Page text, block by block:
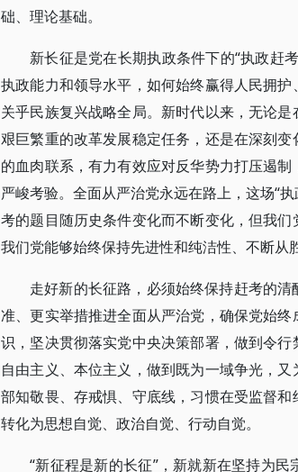
础、理论基础。
新长征是党在长期执政条件下的“执政赶
执政能力和领导水平，如何始终赢得人民拥
关乎民族复兴战略全局。新时代以来，无论
艰巨繁重的改革发展稳定任务，还是在深刻
的血肉联系，有力有效应对反华势力打压遏
严峻考验。全面从严治党永远在路上，这场“
考的题目随历史条件变化而不断变化，但我
我们党能够始终保持先进性和纯洁性、不断从
走好新的长征路，必须始终保持赶考的
准、更实举措推进全面从严治党，确保党始
识，坚决贯彻落实党中央决策部署，做到令
自由主义、本位主义，做到既为一域争光，
部知敬畏、存戒惧、守底线，习惯在受监督
转化为思想自觉、政治自觉、行动自觉。
“新征程是新的长征”，新就新在坚持为